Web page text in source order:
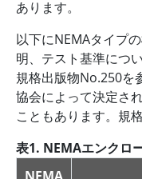
あります。
以下にNEMAタイプ
明、テスト基準につ
規格出版物No.250を
協会によって決定さ
こともあります。規
表1. NEMAエンクロ
NEMA